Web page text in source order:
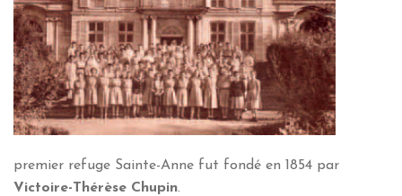
premier refuge Sainte-Anne fut fondé en 1854 par
Victoire-Thérèse Chupin.